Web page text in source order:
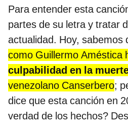
Para entender esta
partes de su letra y tratar
actualidad. Hoy, sabemos
como Guillermo Améstica
culpabilidad en la
venezolano Canserbero;
dice que esta canción en
verdad de los hechos?